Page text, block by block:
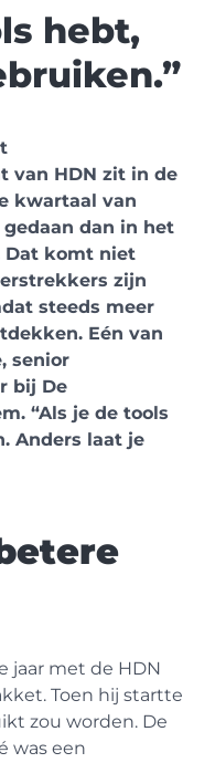
hebt,
van HDN zit in de
kwartaal van
gedaan dan in het
Dat komt niet
zijn
steeds meer
Eén van
senior
bij De
“Als je de tools
Anders laat je
jaar met de HDN
Toen hij startte
zou worden. De
was een